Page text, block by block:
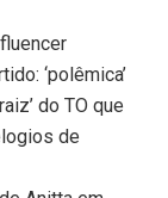
‘polêmica’
do TO que
de